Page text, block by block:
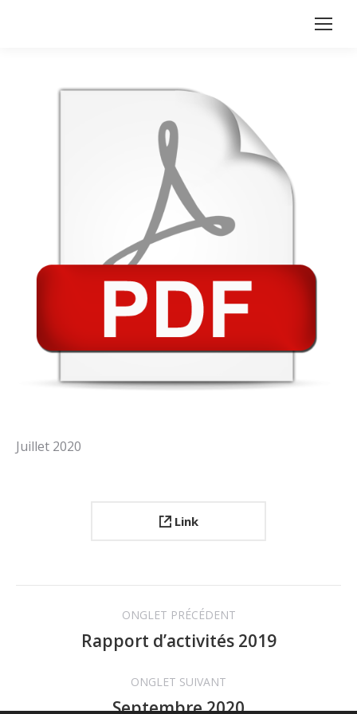
Juillet 2020
Link
Navigation
commentaire
ONGLET PRÉCÉDENT
Onglet
Rapport d’activités 2019
ONGLET SUIVANT
Projets
Septembre 2020